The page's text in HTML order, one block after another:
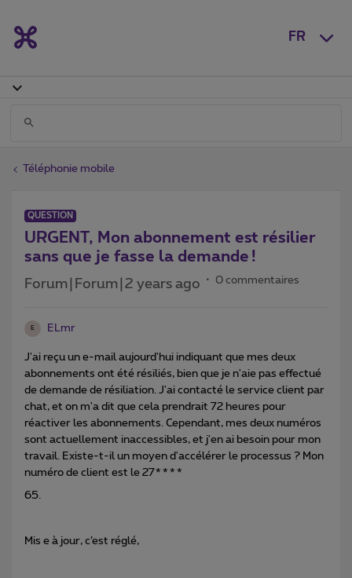
FR
Téléphonie mobile
QUESTION
URGENT, Mon abonnement est résilier
sans que je fasse la demande !
Forum|Forum|2 years ago 0 commentaires
E ELmr
J'ai reçu un e-mail aujourd'hui indiquant que mes deux
abonnements ont été résiliés, bien que je n'aie pas effectué
de demande de résiliation. J'ai contacté le service client par
chat, et on m'a dit que cela prendrait 72 heures pour
réactiver les abonnements. Cependant, mes deux numéros
sont actuellement inaccessibles, et j'en ai besoin pour mon
travail. Existe-t-il un moyen d'accélérer le processus ? Mon
numéro de client est le 27****
65.
Mis e à jour, c’est réglé,